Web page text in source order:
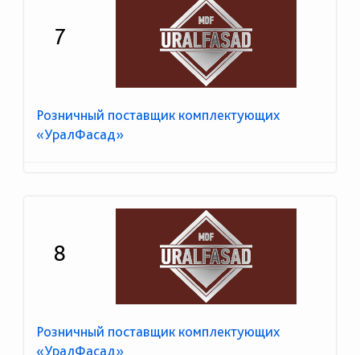
7
Розничный поставщик комплектующих
«УралФасад»
8
Розничный поставщик комплектующих
«УралФасад»